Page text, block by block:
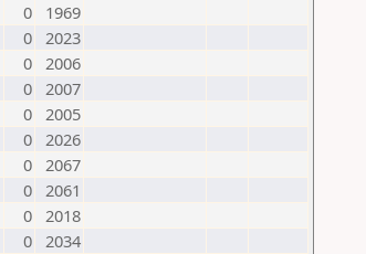
0
1969
0 2023
0 2006
0 2007
0 2005
0 2026
0 2067
0 2061
0 2018
0 2034